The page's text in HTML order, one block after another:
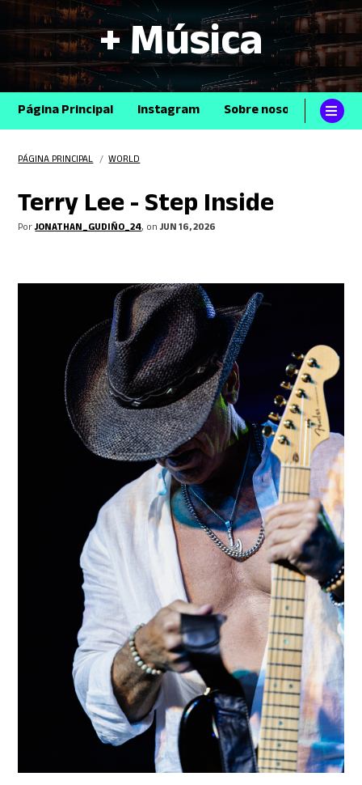
+ Música
Página Principal Instagram Sobre nosotros
PÁGINA PRINCIPAL /WORLD
Terry Lee - Step Inside
PorJONATHAN_GUDIÑO_24, onJUN 16, 2026